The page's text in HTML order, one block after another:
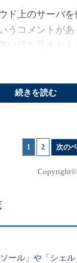
上のサーバ
うコメントが
い目を見るかも
はいくらに？
だし、途中で
基本的には使
間、1台動か
続きを読む
1 2 次の
Copyright©
ール」や「シェ